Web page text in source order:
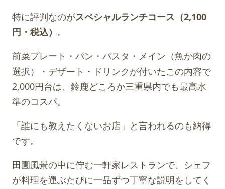
特に評判なのがスペシャルランチコース（2,100
円・税込） 。
前菜プレート・パン・パスタ・メイン（魚か肉の
選択）・デザート・ドリンクが付いたこの内容で
2,000円台は、鈴鹿どころか三重県内でも最高水
準のコスパ。
「誰にも教えたくないお店」と言われるのも納得
です。
田園風景の中に佇む一軒家レストランで、シェフ
が料理を運ぶたびに一品ずつ丁寧な説明をしてく